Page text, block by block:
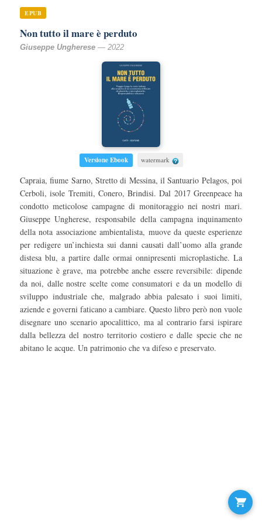
EPUB
Non tutto il mare è perduto
Giuseppe Ungherese — 2022
Versione Ebook watermark
Capraia, fiume Sarno, Stretto di Messina, il Santuario Pelagos, poi
Cerboli, isole Tremiti, Conero, Brindisi. Dal 2017 Greenpeace ha
condotto meticolose campagne di monitoraggio nei nostri mari.
Giuseppe Ungherese, responsabile della campagna inquinamento
della nota associazione ambientalista, muove da queste esperienze
per redigere un’inchiesta sui danni causati dall’uomo alla grande
distesa blu, a partire dalle ormai onnipresenti microplastiche. La
situazione è grave, ma potrebbe anche essere reversibile: dipende
da noi, dalle nostre scelte come consumatori e da un modello di
sviluppo industriale che, malgrado abbia palesato i suoi limiti,
aziende e governi faticano a cambiare. Questo libro però non vuole
disegnare uno scenario apocalittico, ma al contrario farsi ispirare
dalla bellezza del nostro territorio costiero e dalle specie che ne
abitano le acque. Un patrimonio che va difeso e preservato.